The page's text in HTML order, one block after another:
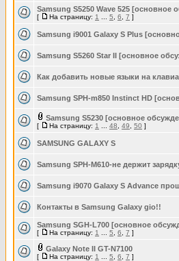
Samsung S5250 Wave 525 [основное
[ На страницу: 1 5 6 7 ]
Samsung i9001 Galaxy S Plus
Samsung S5260 Star II [основное
Как добавить новые языки на
Samsung SPH-m850 Instinct HD
Samsung S5230 [основное
[ На страницу: 1 48 49 50 ]
SAMSUNG GALAXY S
Samsung SPH-M610-не держит
Samsung i9070 Galaxy S Advance
Контакты в Samsung Galaxy gio!!
Samsung SGH-L700 [основное
[ На страницу: 1 5 6 7 ]
Galaxy Note II GT-N7100
[ На страницу: 1 5 6 7 ]